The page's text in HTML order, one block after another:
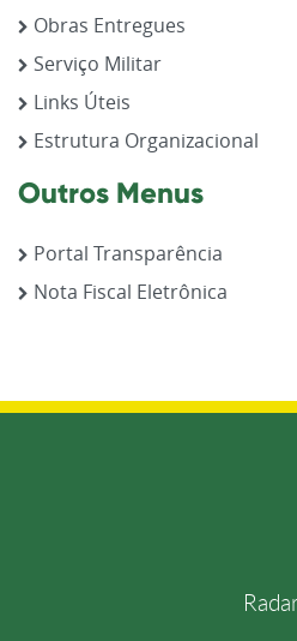
Obras Entregues
Serviço Militar
Links Úteis
Estrutura Organizacional
Outros Menus
Portal Transparência
Nota Fiscal Eletrônica